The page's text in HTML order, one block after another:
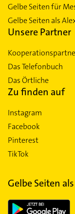
Gelbe Seiten für
Gelbe Seiten als
Unsere Partner
Das Telefonbuch
Das Örtliche
Zu finden auf
Instagram
Facebook
Pinterest
TikTok
Gelbe Seiten